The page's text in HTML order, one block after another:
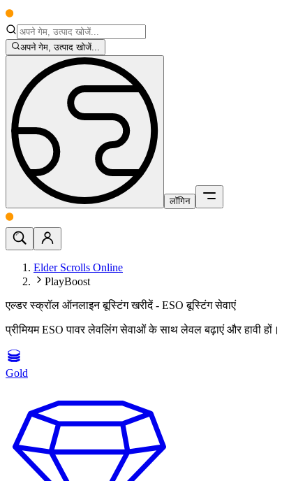
अपने गेम, उत्पाद खोजें...
लॉगिन
Elder Scrolls Online
PlayBoost
एल्डर स्क्रॉल ऑनलाइन बूस्टिंग खरीदें - ESO बूस्टिंग सेवाएं
प्रीमियम ESO पावर लेवलिंग सेवाओं के साथ लेवल बढ़ाएं और हावी हों।
Gold